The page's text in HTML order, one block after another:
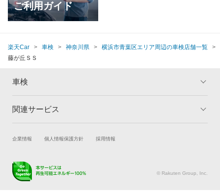
ご利用ガイド
楽天Car 車検 神奈川県
横浜市青葉区エリア周辺の車検店舗一覧
藤が丘ＳＳ
車検
トップ
車検の基礎知識 キャンペーン一覧
関連サービス
試乗・商談 新車購入
キズ修理予約
メンテナンス管理
企業情報 個人情報保護方針 採用情報
© Rakuten Group, Inc.